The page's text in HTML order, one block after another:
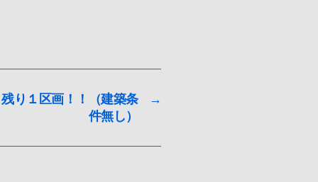
→
り１区画！！（建築条
件無し）